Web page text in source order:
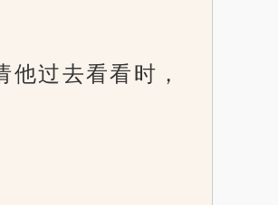
过去看看时，